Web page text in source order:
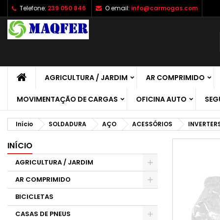
Telefone: 239 050 846 O email: info@carmogas.com
AGRICULTURA / JARDIM AR COMPRIMIDO
MOVIMENTAÇÃO DE CARGAS OFICINA AUTO
Início SOLDADURA AÇO ACESSÓRIOS
INÍCIO
AGRICULTURA / JARDIM
AR COMPRIMIDO
BICICLETAS
CASAS DE PNEUS